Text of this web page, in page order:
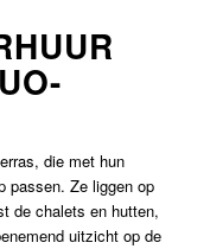
die met hun
passen. Ze liggen op
de chalets en hutten,
uitzicht op de